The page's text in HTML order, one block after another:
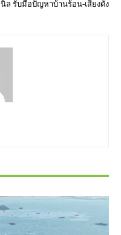
นิล รับมือปัญหาบ้านร้อน-เสียงดัง